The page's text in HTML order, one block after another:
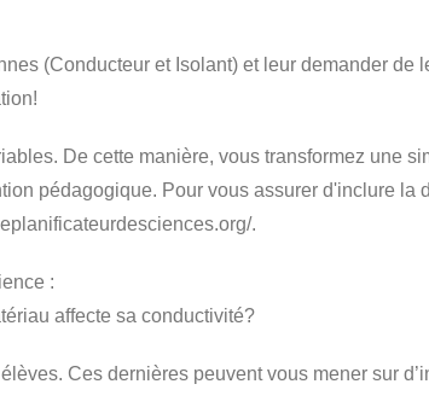
(Conducteur et Isolant) et leur demander
De cette manière, vous transformez une
pédagogique. Pour vous assurer d'inclure
.
:
affecte sa conductivité?
Ces dernières peuvent vous mener sur